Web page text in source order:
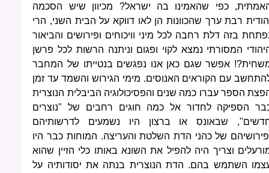
כפי שהאמינו בה ישראל? מכיוון שיש הסכמה
רבת ערך שהכוונות הן לאו דווקא על הבית השני, הרי
בזה דלת רחבה לכל מיני וויכוחים ופירושים והביאור
המסורתי נמצא לקוי ופגום וניתנה הרשות לכל פרשן
אפשר שגם כאן אנו נפגשים בנטייתו של המחבר
עם הקוראים האנוסים. מימי הגירוש והשמד עד זמן
הספר עברו כמה שנים והפסיכולוגיה הביבלית הנוצרית
הספיקה לחדור אל כמה חוגים רחבים של "נוצרים
שבאונס או ברצון היו נשמעים לדרשותיהם
של כהני הדת השלטת והעריצה. המוחות כבר היו
וצריך היה להפיל את השונא באותו כלי הזיין שהוא
השתמש בהם. הדת הנוצרית בנתה את יסודותיה על